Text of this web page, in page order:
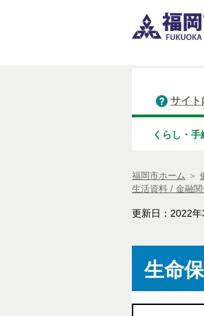
サイト
くらし・手
福岡市ホーム ＞
生活資料 / 金融関
更新日：2022年
生命